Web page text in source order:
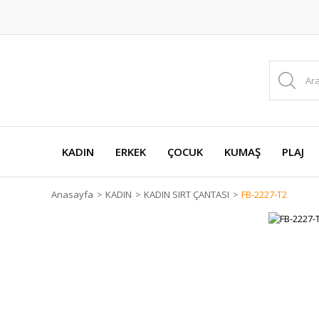
KADIN ERKEK ÇOCUK KUMAŞ PLAJ
Anasayfa KADIN KADIN SIRT ÇANTASI FB-2227-T2